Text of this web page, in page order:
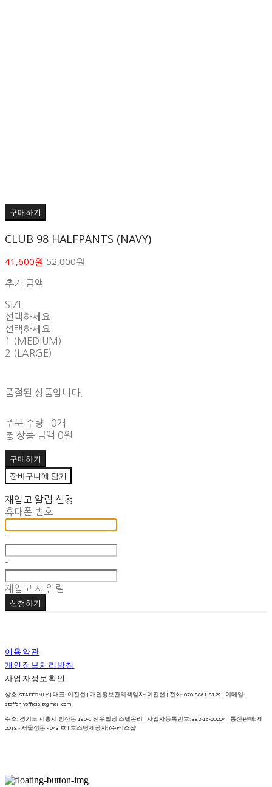
구매하기
CLUB 98 HALFPANTS (NAVY)
41,600원 52,000원
추가 금액
SIZE
선택하세요.
선택하세요.
1 (MEDIUM)
2 (LARGE)
품절된 상품입니다.
주문 수량
0개
총 상품 금액 0원
구매하기
장바구니에 담기
재입고 알림 신청
휴대폰 번호
-
-
재입고 시 알림
신청하기
이용약관
개인정보처리방침
사업자정보확인
상호: STAFFONLY | 대표: 이진현 | 개인정보관리책임자: 이진현 | 전화: 070-8861-8129 | 이메일:
staffonlyofficial@gmail.com
주소: 경기도 시흥시 방산동 190-1 선우빌딩 스텝온리 | 사업자등록번호:382-16-00204| 통신판매:제
2018 - 서울성동 - 043 호| 호스팅제공자: (주)식스샵